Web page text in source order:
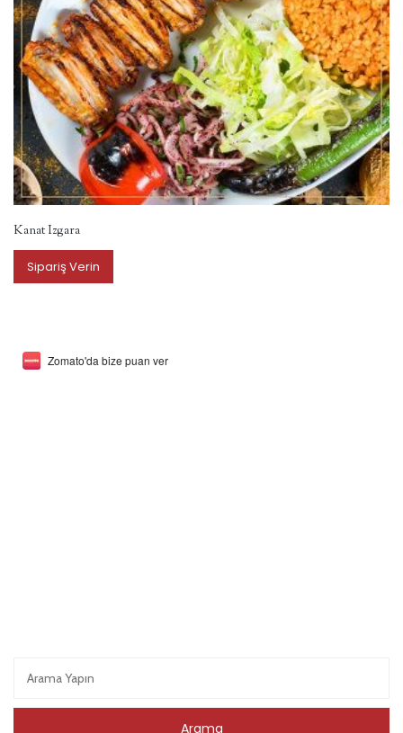
Kanat Izgara
Sipariş Verin
Zomato'da bize puan ver